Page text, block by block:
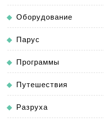
Оборудование
Парус
Программы
Путешествия
Разруха